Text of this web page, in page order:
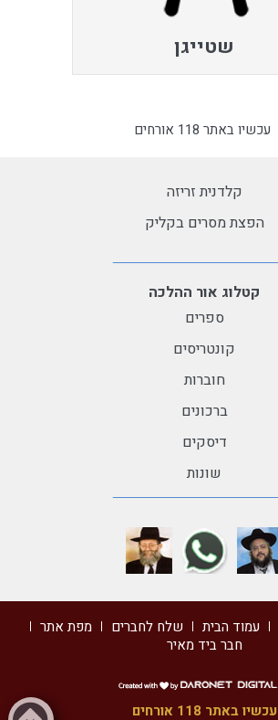
שטייגן
עכשיו באתר 118 אורחים
קלדנית זריזה
הפצת מסרים בקליק
קטלוג אור ההלכה
ספרים
קונטריסים
חוברות
ברכונים
דיסקים
שונות
עמוד הבית שלח לחברים
מפת אתר
חבר ביד מאיר
דרונט
דיגיטל עכשיו באתר 118 אורחים